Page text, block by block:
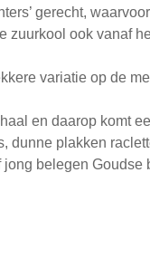
gerecht,
zuurkool ook vanaf
variatie op de
en daarop komt
dunne plakken
belegen Goudse